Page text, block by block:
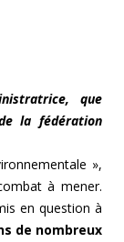
que
la fédération
»,
à mener.
en question à
de nombreux